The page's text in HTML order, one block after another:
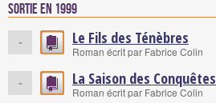
Sortie en 1999
- Le Fils des Ténèbres
Roman écrit par Fabrice Colin
- La Saison des Conquêtes
Roman écrit par Fabrice Colin